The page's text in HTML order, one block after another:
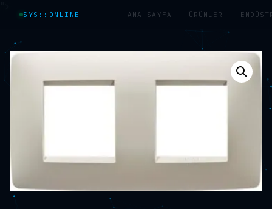
SYS::ONLINE ANA SAYFA ÜRÜNLER